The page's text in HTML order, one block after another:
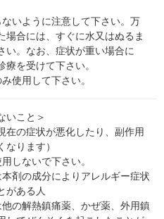
ないように注意して下さい。万
場合には、すぐに水又はぬるま
い。なお、症状が重い場合に
療を受けて下さい。
使用して下さい。
いこと＞
在の症状が悪化したり、副作用
なります）
しないで下さい。
本剤の成分によりアレルギー症状
がある人
他の解熱鎮痛薬、かぜ薬、外用鎮